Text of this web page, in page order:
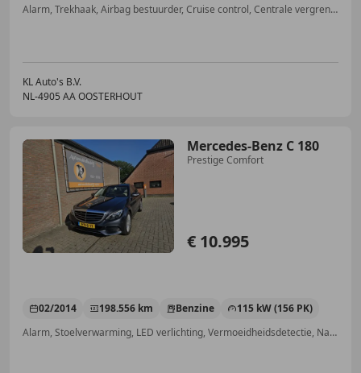
Alarm, Trekhaak, Airbag bestuurder, Cruise control, Centrale vergrendeling, Startonderbreker
KL Auto's B.V.
NL-4905 AA OOSTERHOUT
Mercedes-Benz C 180
Prestige Comfort
€ 10.995
02/2014 198.556 km Benzine
115 kW (156 PK)
Alarm, Stoelverwarming, LED verlichting, Vermoeidheidsdetectie, Navigatiesysteem, Airbag bestuurder, Grootlichtassistent, Parkeerhulp automatisch